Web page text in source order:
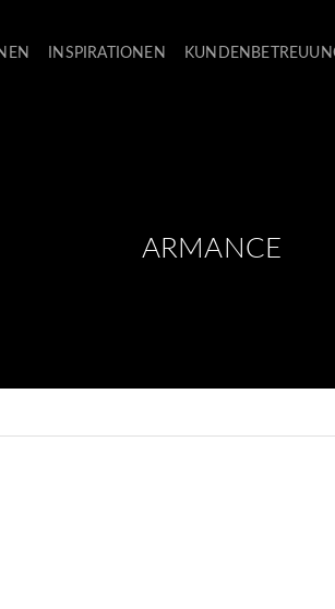
INSPIRATIONEN
ARMANCE